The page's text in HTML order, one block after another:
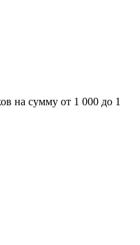
на сумму от 1 000 до 1